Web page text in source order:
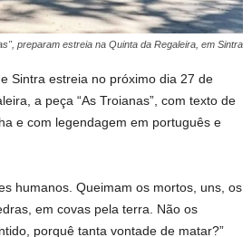
preparam estreia na Quinta da Regaleira, em Sintra
Sintra estreia no próximo dia 27 de
a peça “As Troianas”, com texto de
e com legendagem em português e
humanos. Queimam os mortos, uns, os
em covas pela terra. Não os
porquê tanta vontade de matar?”